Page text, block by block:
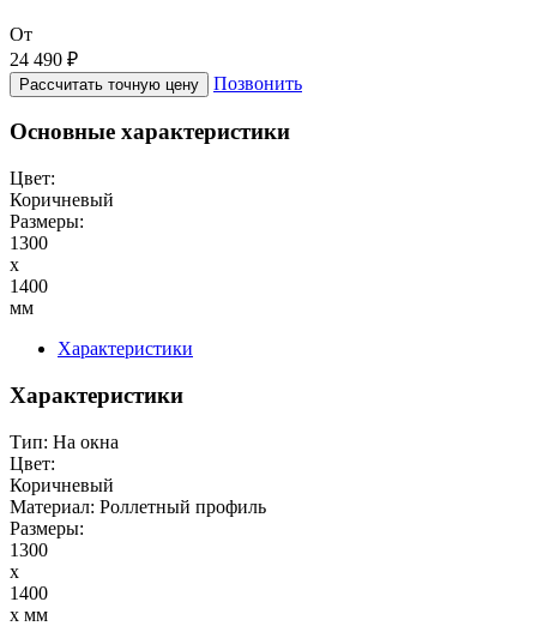
От
24 490 ₽
Рассчитать точную цену Позвонить
Основные характеристики
Цвет:
Коричневый
Размеры:
1300
x
1400
мм
Характеристики
Характеристики
Тип: На окна
Цвет:
Коричневый
Материал: Роллетный профиль
Размеры:
1300
x
1400
x мм